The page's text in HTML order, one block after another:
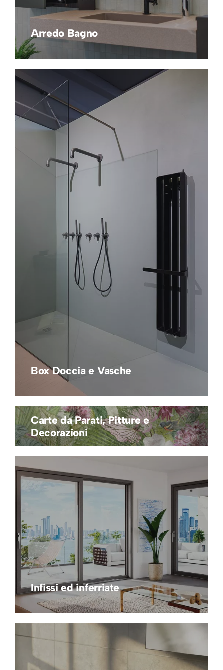
Arredo Bagno
Box Doccia e Vasche
Carte da Parati, Pitture e
Decorazioni
Infissi ed inferriate